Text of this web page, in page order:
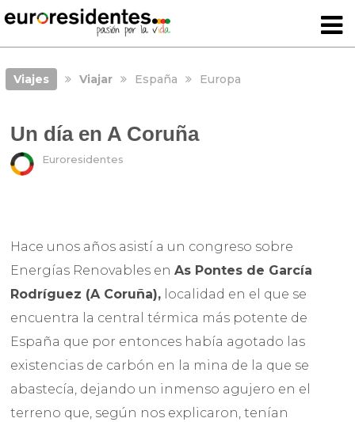
Viajes Viajar España Europa
Un día en A Coruña
Euroresidentes
Hace unos años asistí a un congreso sobre
Energías Renovables enAs Pontes de García
Rodríguez (A Coruña), localidad en el que se
encuentra la central térmica más potente de
España que por entonces había agotado las
existencias de carbón en la mina de la que se
abastecía, dejando un inmenso agujero en el
terreno que, según nos explicaron, tenían